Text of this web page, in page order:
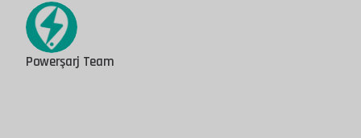
Powerşarj Team